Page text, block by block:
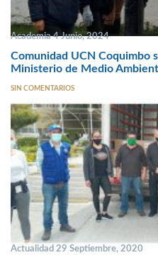
Academia 4 Junio, 2024
Comunidad UCN Coquimbo
Ministerio de Medio
SIN COMENTARIOS
Actualidad 29 Septiembre, 2020